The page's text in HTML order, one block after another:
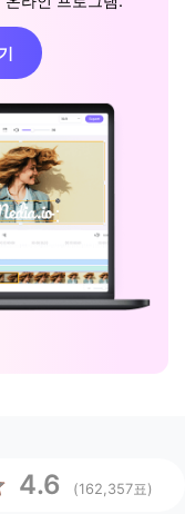
4.6 (162,357표)